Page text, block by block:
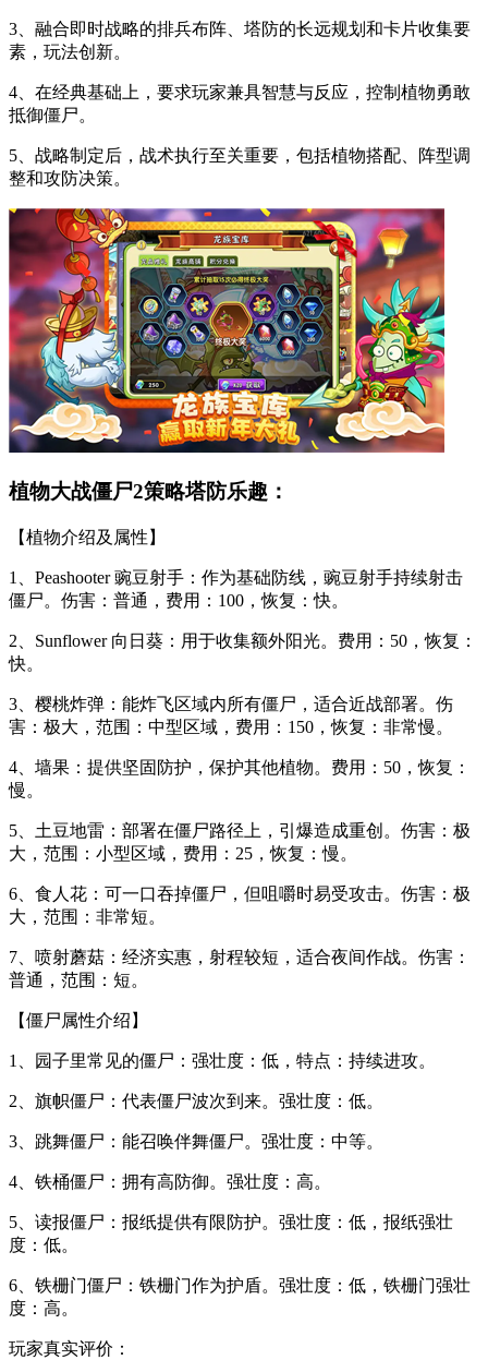
3、融合即时战略的排兵布阵、塔防的长远规划和卡片收集要
素，玩法创新。
4、在经典基础上，要求玩家兼具智慧与反应，控制植物勇敢
抵御僵尸。
5、战略制定后，战术执行至关重要，包括植物搭配、阵型调
整和攻防决策。
植物大战僵尸2策略塔防乐趣：
【植物介绍及属性】
1、Peashooter 豌豆射手：作为基础防线，豌豆射手持续射击
僵尸。伤害：普通，费用：100，恢复：快。
2、Sunflower 向日葵：用于收集额外阳光。费用：50，恢复：
快。
3、樱桃炸弹：能炸飞区域内所有僵尸，适合近战部署。伤
害：极大，范围：中型区域，费用：150，恢复：非常慢。
4、墙果：提供坚固防护，保护其他植物。费用：50，恢复：
慢。
5、土豆地雷：部署在僵尸路径上，引爆造成重创。伤害：极
大，范围：小型区域，费用：25，恢复：慢。
6、食人花：可一口吞掉僵尸，但咀嚼时易受攻击。伤害：极
大，范围：非常短。
7、喷射蘑菇：经济实惠，射程较短，适合夜间作战。伤害：
普通，范围：短。
【僵尸属性介绍】
1、园子里常见的僵尸：强壮度：低，特点：持续进攻。
2、旗帜僵尸：代表僵尸波次到来。强壮度：低。
3、跳舞僵尸：能召唤伴舞僵尸。强壮度：中等。
4、铁桶僵尸：拥有高防御。强壮度：高。
5、读报僵尸：报纸提供有限防护。强壮度：低，报纸强壮
度：低。
6、铁栅门僵尸：铁栅门作为护盾。强壮度：低，铁栅门强壮
度：高。
玩家真实评价：